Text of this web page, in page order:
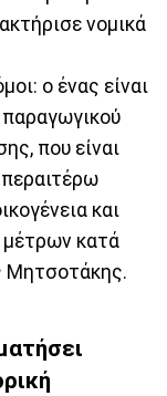
νομικά
ο ένας είναι
που είναι
και
μέτρων κατά
Μητσοτάκης.